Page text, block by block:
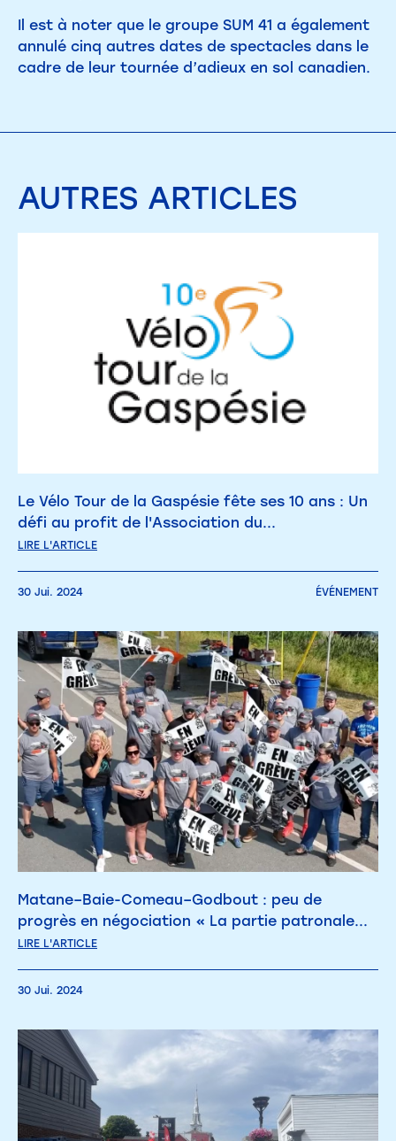
Il est à noter que le groupe SUM 41 a également
annulé cinq autres dates de spectacles dans le
cadre de leur tournée d’adieux en sol canadien.
AUTRES ARTICLES
Le Vélo Tour de la Gaspésie fête ses 10 ans : Un
défi au profit de l'Association du...
LIRE L'ARTICLE
30 Jui. 2024 ÉVÉNEMENT
Matane–Baie-Comeau–Godbout : peu de
progrès en négociation « La partie patronale...
LIRE L'ARTICLE
30 Jui. 2024